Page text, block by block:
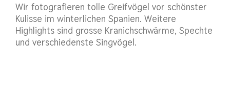
Wir fotografieren tolle Greifvögel vor schönster
Kulisse im winterlichen Spanien. Weitere
Highlights sind grosse Kranichschwärme, Spechte
und verschiedenste Singvögel.